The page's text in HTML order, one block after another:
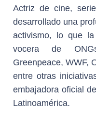
Actriz de cine,
desarrollado una
activismo, lo que
vocera de
Greenpeace, WWF,
entre otras
embajadora oficial
Latinoamérica.